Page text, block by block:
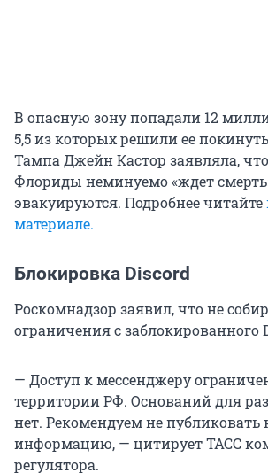
В опасную зону попадали 12
5,5 из которых решили ее
Тампа Джейн Кастор заявляла,
Флориды неминуемо «ждет
эвакуируются. Подробнее читайте
материале.
Блокировка Discord
Роскомнадзор заявил, что не
ограничения с заблокированного
— Доступ к мессенджеру
территории РФ. Оснований для
нет. Рекомендуем не публиковать
информацию, — цитирует ТАСС
регулятора.